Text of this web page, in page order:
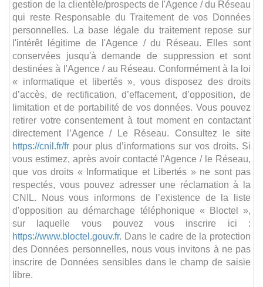
gestion de la clientèle/prospects de l'Agence / du Réseau
qui reste Responsable du Traitement de vos Données
personnelles. La base légale du traitement repose sur
l'intérêt légitime de l'Agence / du Réseau. Elles sont
conservées jusqu'à demande de suppression et sont
destinées à l'Agence / au Réseau. Conformément à la loi
« informatique et libertés », vous disposez des droits
d’accès, de rectification, d’effacement, d’opposition, de
limitation et de portabilité de vos données. Vous pouvez
retirer votre consentement à tout moment en contactant
directement l’Agence / Le Réseau. Consultez le site
https://cnil.fr/fr pour plus d’informations sur vos droits. Si
vous estimez, après avoir contacté l'Agence / le Réseau,
que vos droits « Informatique et Libertés » ne sont pas
respectés, vous pouvez adresser une réclamation à la
CNIL. Nous vous informons de l’existence de la liste
d'opposition au démarchage téléphonique « Bloctel »,
sur laquelle vous pouvez vous inscrire ici :
https://www.bloctel.gouv.fr. Dans le cadre de la protection
des Données personnelles, nous vous invitons à ne pas
inscrire de Données sensibles dans le champ de saisie
libre.